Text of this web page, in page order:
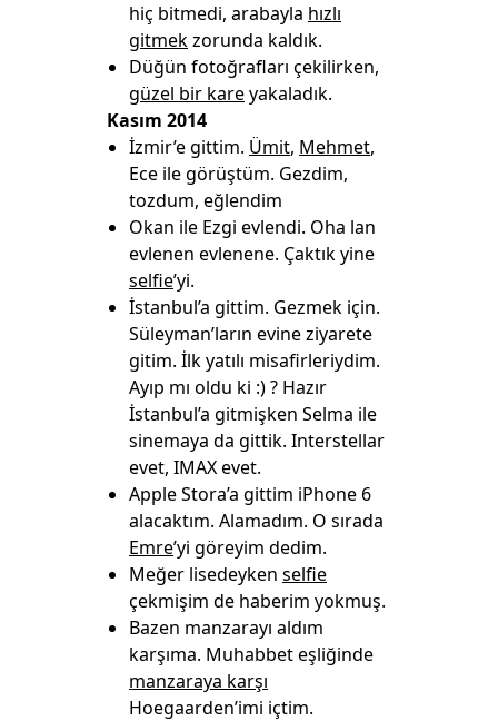
hiç bitmedi, arabayla hızlı
gitmekzorunda kaldık.
Düğün fotoğrafları çekilirken,
güzel bir kareyakaladık.
Kasım 2014
İzmir’e gittim. Ümit, Mehmet,
Ece ile görüştüm. Gezdim,
tozdum, eğlendim
Okan ile Ezgi evlendi. Oha lan
evlenen evlenene. Çaktık yine
selfie’yi.
İstanbul’a gittim. Gezmek için.
Süleyman’ların evine ziyarete
gitim. İlk yatılı misafirleriydim.
Ayıp mı oldu ki :) ? Hazır
İstanbul’a gitmişken Selma ile
sinemaya da gittik. Interstellar
evet, IMAX evet.
Apple Stora’a gittim iPhone 6
alacaktım. Alamadım. O sırada
Emre’yi göreyim dedim.
Meğer lisedeyken selfie
çekmişim de haberim yokmuş.
Bazen manzarayı aldım
karşıma. Muhabbet eşliğinde
manzaraya karşı
Hoegaarden’imi içtim.